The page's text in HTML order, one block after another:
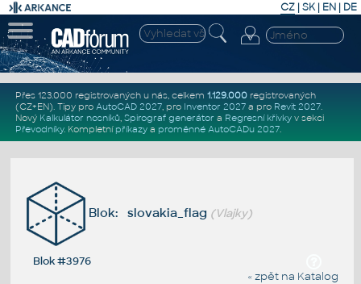
CZ | SK| EN | DE
Přes 123.000 registrovaných u nás, celkem 1.129.000registrovaných
(CZ+EN). Tipy pro AutoCAD 2027, pro Inventor 2027a pro Revit 2027.
Nový Kalkulátor nosníků, Spirograf generátor a Regresní křivkyv sekci
Převodníky. Kompletní příkazya proměnné AutoCADu 2027.
Blok: slovakia_flag (Vlajky)
Blok #3976
« zpět na Katalog